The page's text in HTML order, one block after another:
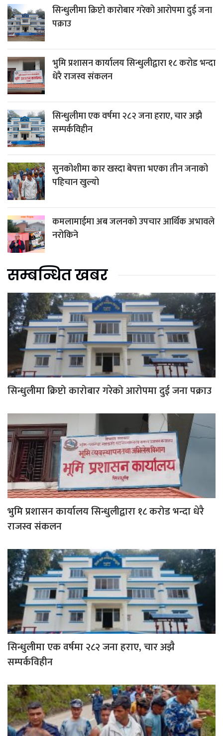
सिन्धुलीमा क्रिप्टो कारोबार गरेको आरोपमा दुई जना
पक्राउ
भुमि प्रशासन कार्यालय सिन्धुलीद्वारा १८ करोड भन्दा
धेरै राजस्व संकलन
सिन्धुलीमा एक वर्षमा २८२ जना हराए, चार अझै
सम्पर्कविहीन
सुनकोशीमा कार खस्दा बेपत्ता भएका तीन जनाको
पहिचान खुल्यो
कमलामाईमा अब जलनको उपचार आर्थिक अभावले
नरोकिने
सम्बन्धित खबर
सिन्धुलीमा क्रिप्टो कारोबार गरेको आरोपमा दुई जना पक्राउ
भुमि प्रशासन कार्यालय सिन्धुलीद्वारा १८ करोड भन्दा धेरै
राजस्व संकलन
सिन्धुलीमा एक वर्षमा २८२ जना हराए, चार अझै
सम्पर्कविहीन